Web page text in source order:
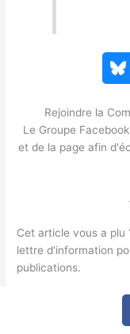
Rejoindre la
Le Groupe
et de la page afin
Cet article vous a plu
lettre d'information
publications.